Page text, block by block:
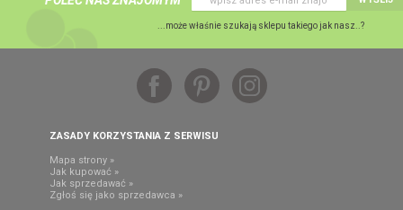
...może właśnie szukają sklepu takiego jak nasz..?
ZASADY KORZYSTANIA Z SERWISU
Mapa strony »
Jak kupować »
Jak sprzedawać »
Zgłoś się jako sprzedawca »